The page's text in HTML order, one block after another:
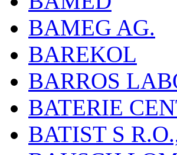
BAMEG AG.
BAREKOL
BARROS
BATERIE
BATIST S